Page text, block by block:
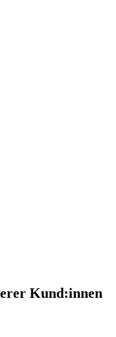
Kund:innen